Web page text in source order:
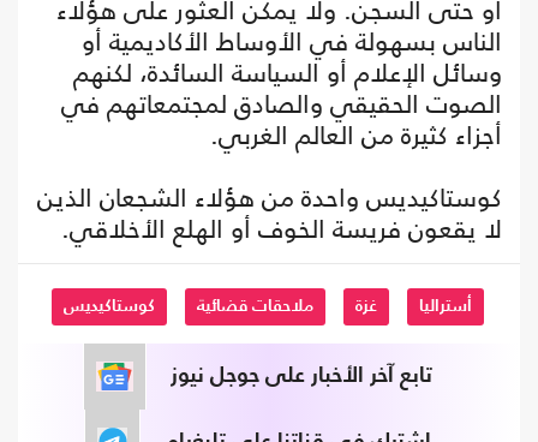
أو حتى السجن. ولا يمكن العثور على هؤلاء
الناس بسهولة في الأوساط الأكاديمية أو
وسائل الإعلام أو السياسة السائدة، لكنهم
الصوت الحقيقي والصادق لمجتمعاتهم في
أجزاء كثيرة من العالم الغربي.‏
كوستاكيديس واحدة من هؤلاء الشجعان الذين
لا يقعون فريسة الخوف أو الهلع الأخلاقي.
أستراليا غزة ملاحقات قضائية كوستاكيديس
تابع آخر الأخبار على جوجل نيوز